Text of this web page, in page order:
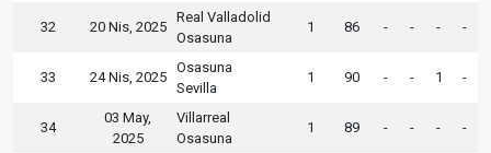
32 20 Nis, 2025
Real Valladolid
Osasuna
1 86 - - - -
33 24 Nis, 2025
Osasuna
Sevilla
1 90 - - 1 -
34
03 May,
2025
Villarreal
Osasuna
1 89 - - - -